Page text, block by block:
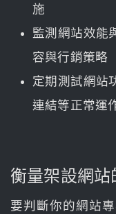
施
監測網站效能
容與行銷策略
定期測試網站
連結等正常運
衡量架設網站
要判斷你的網站